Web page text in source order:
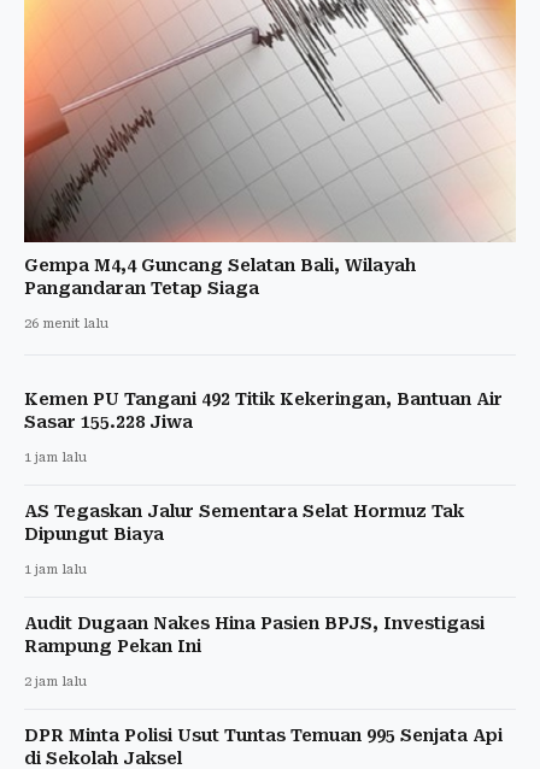
Gempa M4,4 Guncang Selatan Bali, Wilayah
Pangandaran Tetap Siaga
26 menit lalu
Kemen PU Tangani 492 Titik Kekeringan, Bantuan Air
Sasar 155.228 Jiwa
1 jam lalu
AS Tegaskan Jalur Sementara Selat Hormuz Tak
Dipungut Biaya
1 jam lalu
Audit Dugaan Nakes Hina Pasien BPJS, Investigasi
Rampung Pekan Ini
2 jam lalu
DPR Minta Polisi Usut Tuntas Temuan 995 Senjata Api
di Sekolah Jaksel